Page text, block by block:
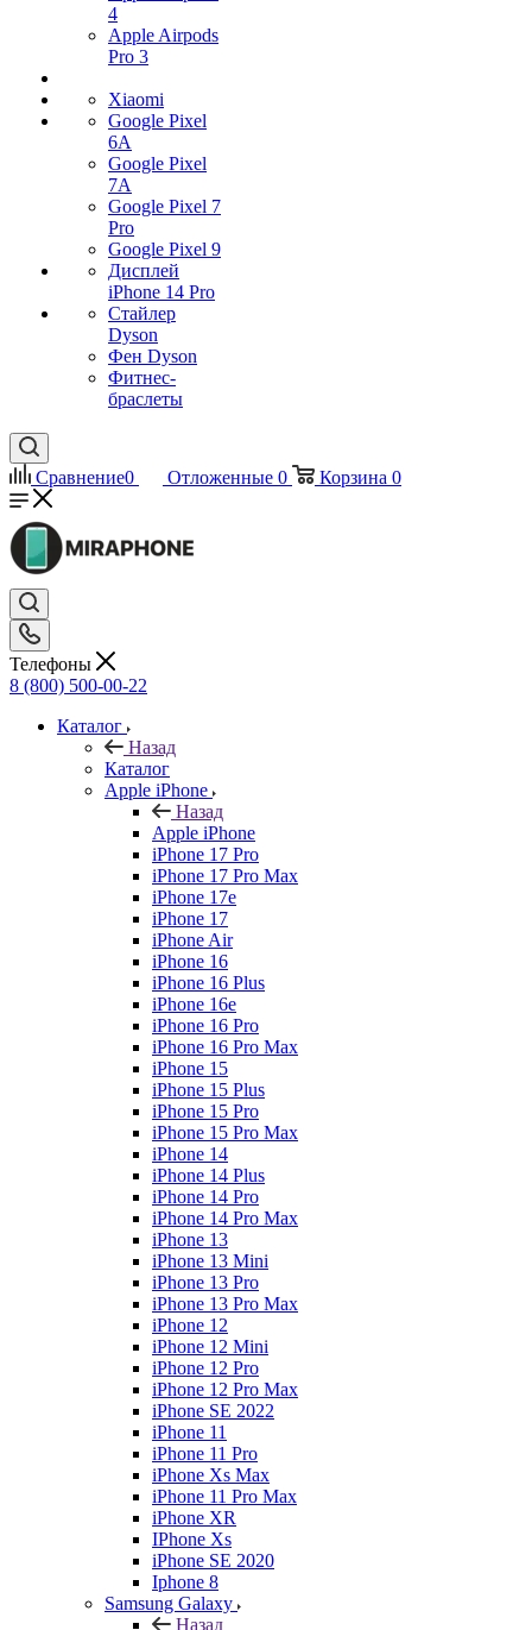
4
Apple Airpods
Pro 3
Xiaomi
Google Pixel
6A
Google Pixel
7А
Google Pixel 7
Pro
Google Pixel 9
Дисплей
iPhone 14 Pro
Стайлер
Dyson
Фен Dyson
Фитнес-
браслеты
Сравнение0 Отложенные 0 Корзина 0
Телефоны
8 (800) 500-00-22
Каталог
Назад
Каталог
Apple iPhone
Назад
Apple iPhone
iPhone 17 Pro
iPhone 17 Pro Max
iPhone 17e
iPhone 17
iPhone Air
iPhone 16
iPhone 16 Plus
iPhone 16e
iPhone 16 Pro
iPhone 16 Pro Max
iPhone 15
iPhone 15 Plus
iPhone 15 Pro
iPhone 15 Pro Max
iPhone 14
iPhone 14 Plus
iPhone 14 Pro
iPhone 14 Pro Max
iPhone 13
iPhone 13 Mini
iPhone 13 Pro
iPhone 13 Pro Max
iPhone 12
iPhone 12 Mini
iPhone 12 Pro
iPhone 12 Pro Max
iPhone SE 2022
iPhone 11
iPhone 11 Pro
iPhone Xs Max
iPhone 11 Pro Max
iPhone XR
IPhone Xs
iPhone SE 2020
Iphone 8
Samsung Galaxy
Назад